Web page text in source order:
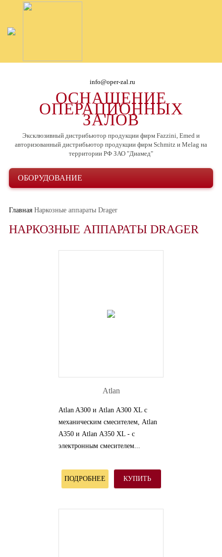
info@oper-zal.ru
ОСНАЩЕНИЕ
ОПЕРАЦИОННЫХ
ЗАЛОВ
Эксклюзивный дистрибьютор продукции фирм Fazzini, Emed и
авторизованный дистрибьютор продукции фирм Schmitz и Melag на
территории РФ ЗАО "Диамед"
ОБОРУДОВАНИЕ
Главная Наркозные аппараты Drager
НАРКОЗНЫЕ АППАРАТЫ DRAGER
Atlan
Atlan A300 и Atlan А300 XL с
механическим смесителем, Atlan
А350 и Atlan А350 XL - с
электронным смесителем...
ПОДРОБНЕЕ КУПИТЬ